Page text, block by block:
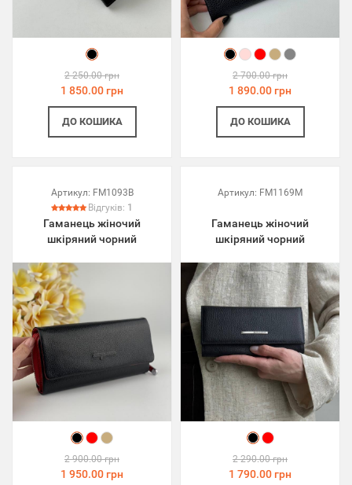
2 250.00 грн
1 850.00 грн
ДО КОШИКА
2 700.00 грн
1 890.00 грн
ДО КОШИКА
Артикул: FM1093B
Відгуків: 1
Гаманець жіночий
шкіряний чорний
2 900.00 грн
1 950.00 грн
Артикул: FM1169M
Гаманець жіночий
шкіряний чорний
2 290.00 грн
1 790.00 грн